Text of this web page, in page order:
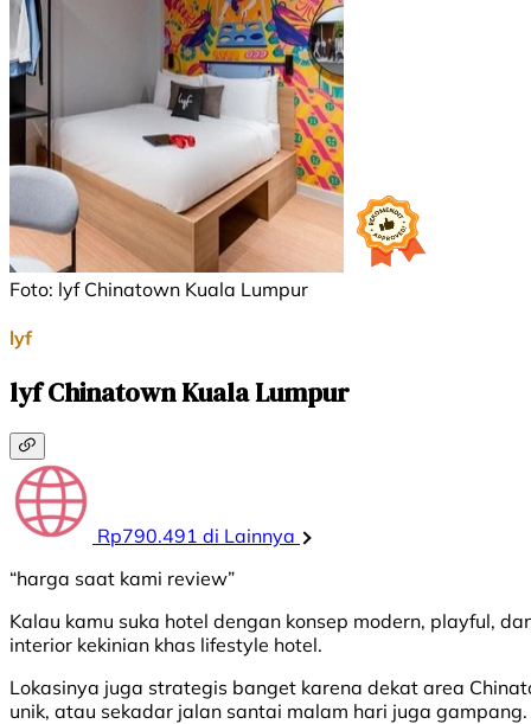
Foto: lyf Chinatown Kuala Lumpur
lyf
lyf Chinatown Kuala Lumpur
Rp790.491 di Lainnya
“harga saat kami review”
Kalau kamu suka hotel dengan konsep modern, playful,
interior kekinian khas lifestyle hotel.
Lokasinya juga strategis banget karena dekat area
unik, atau sekadar jalan santai malam hari juga gampang.